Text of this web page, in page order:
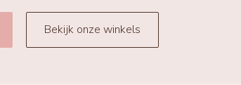
Bekijk onze winkels